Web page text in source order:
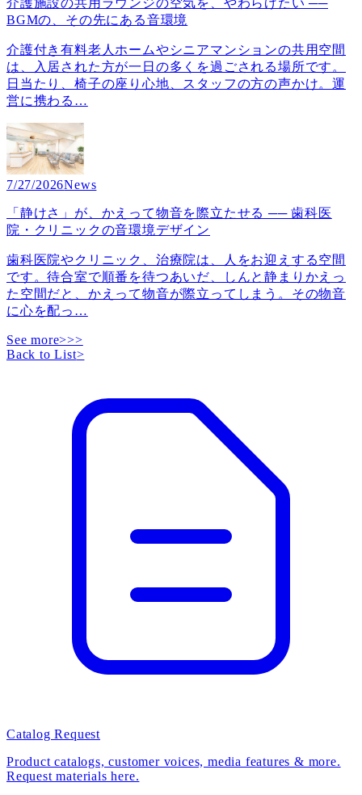
BGMの、その先にある音環境
介護付き有料老人ホームやシニアマンションの共用空間
は、入居された方が一日の多くを過ごされる場所です。
日当たり、椅子の座り心地、スタッフの方の声かけ。運
営に携わる …
7/27/2026News
「静けさ」が、かえって物音を際立たせる ── 歯科医
院・クリニックの音環境デザイン
歯科医院やクリニック、治療院は、人をお迎えする空間
です。待合室で順番を待つあいだ、しんと静まりかえっ
た空間だと、かえって物音が際立ってしまう。その物音
に心を配っ …
See more>>>
Back to List>
Catalog Request
Product catalogs, customer voices, media features & more.
Request materials here.